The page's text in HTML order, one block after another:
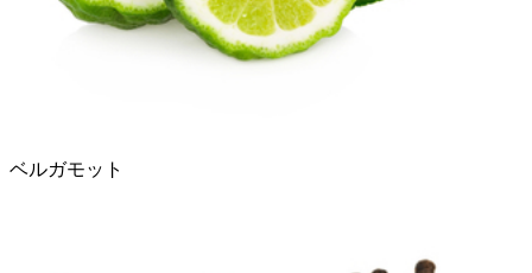
ベルガモット